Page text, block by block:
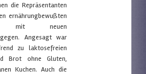
die Repräsentanten
ernährungbewußten
mit neuen
Angesagt war
zu laktosefreien
Brot ohne Gluten,
Kuchen. Auch die